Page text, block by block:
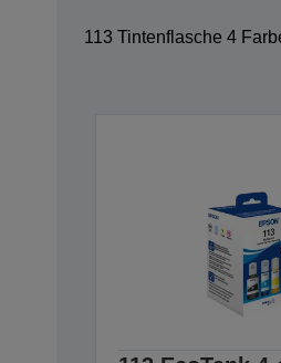
113 Tintenflasche 4